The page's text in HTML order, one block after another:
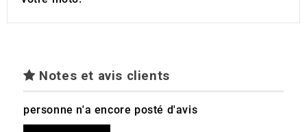
Notes et avis clients
personne n'a encore posté d'avis